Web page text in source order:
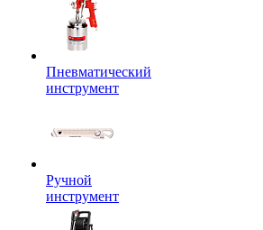
Пневматический
инструмент
Ручной
инструмент